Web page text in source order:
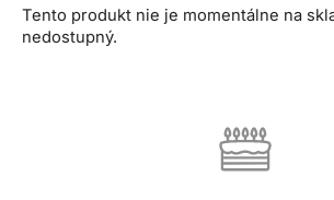
Tento produkt nie je momentálne na
nedostupný.